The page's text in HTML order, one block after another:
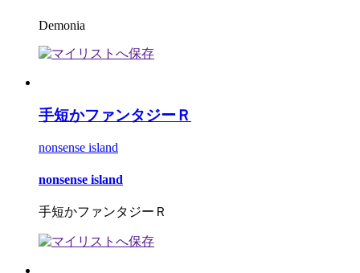
Demonia
手短かファンタジーＲ
nonsense island
nonsense island
手短かファンタジーＲ